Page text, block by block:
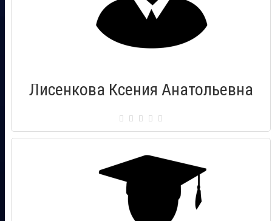
Лисенкова Ксения Анатольевна
Сертификат: 000431
Город: Рязань